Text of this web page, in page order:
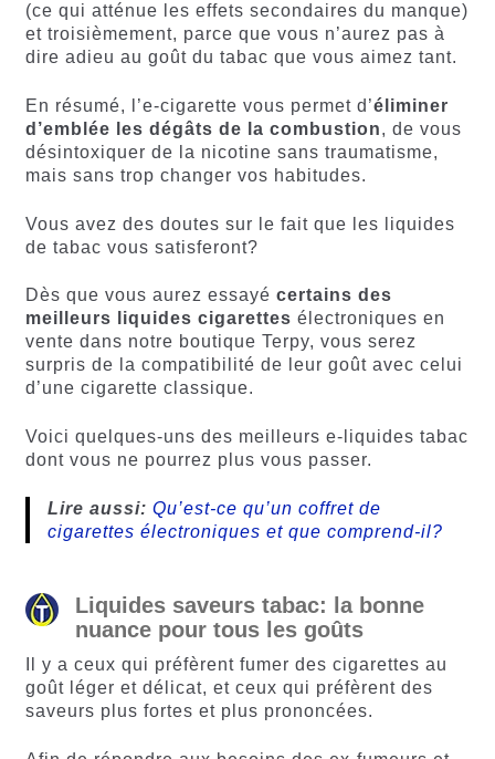
(ce qui atténue les effets secondaires du manque)
et troisièmement, parce que vous n’aurez pas à
dire adieu au goût du tabac que vous aimez tant.
En résumé, l’e-cigarette vous permet d’éliminer
d’emblée les dégâts de la combustion, de vous
désintoxiquer de la nicotine sans traumatisme,
mais sans trop changer vos habitudes.
Vous avez des doutes sur le fait que les liquides
de tabac vous satisferont?
Dès que vous aurez essayé certains des
meilleurs liquides cigarettes électroniques en
vente dans notre boutique Terpy, vous serez
surpris de la compatibilité de leur goût avec celui
d’une cigarette classique.
Voici quelques-uns des meilleurs e-liquides tabac
dont vous ne pourrez plus vous passer.
Lire aussi: Qu’est-ce qu’un coffret de
cigarettes électroniques et que comprend-il?
Liquides saveurs tabac: la bonne
nuance pour tous les goûts
Il y a ceux qui préfèrent fumer des cigarettes au
goût léger et délicat, et ceux qui préfèrent des
saveurs plus fortes et plus prononcées.